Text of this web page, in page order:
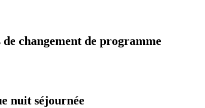
changement de programme
nuit séjournée